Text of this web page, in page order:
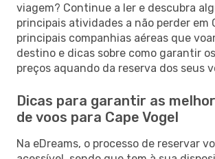
viagem? Continue a ler e descubra
principais atividades a não perder em
principais companhias aéreas que
destino e dicas sobre como garantir
preços aquando da reserva dos seus
Dicas para garantir as
de voos para Cape Vogel
Na eDreams, o processo de reservar